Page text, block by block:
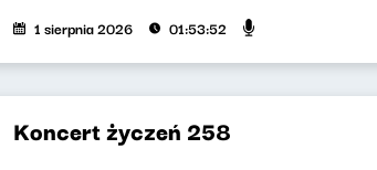
1 sierpnia 2026 01:53:52
Koncert życzeń 258